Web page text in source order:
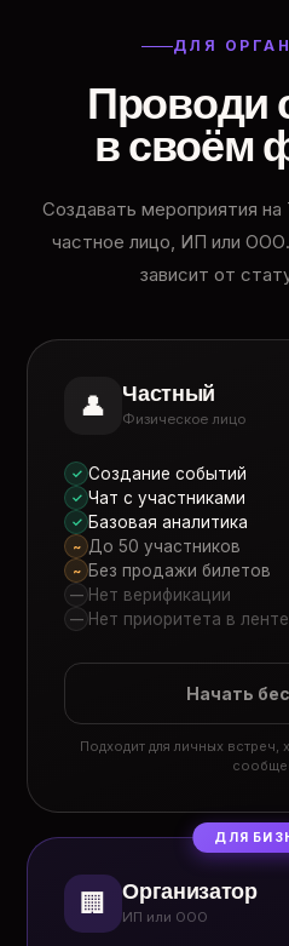
ДЛЯ
Проводи
в своём
Создавать мероприятия
частное лицо, ИП или
зависит от
👤 Частный
Физическое лицо
✓ Создание событий
✓ Чат с участниками
✓ Базовая аналитика
~ До 50 участников
~ Без продажи билетов
— Нет верификации
— Нет приоритета в ленте
Начать
Подходит для личных
ДЛЯ
🏢 Организатор
ИП или ООО